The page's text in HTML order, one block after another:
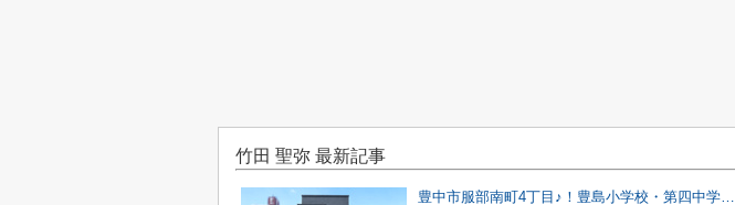
竹田 聖弥 最新記事
豊中市服部南町4丁目♪！豊島小学校・第四中学校♪